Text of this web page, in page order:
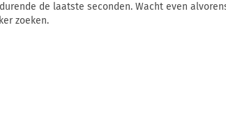
de laatste seconden. Wacht even
zoeken.